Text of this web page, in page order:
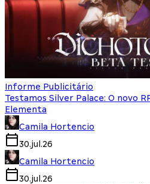
Informe Publicitário
Testamos Silver Palace: O novo
Elementa
Camila Hortencio
30.jul.26
Camila Hortencio
30.jul.26